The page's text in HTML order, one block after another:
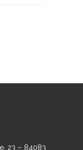
23 – 84083